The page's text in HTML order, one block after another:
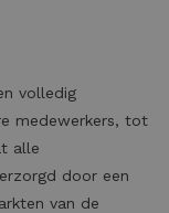
volledig
medewerkers, tot
alle
door een
van de